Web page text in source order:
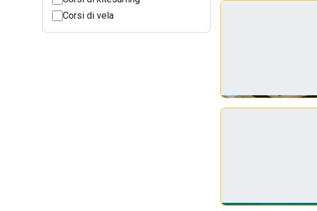
Corsi di vela